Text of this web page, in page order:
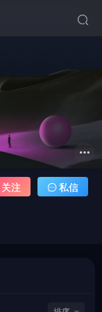
关注 私信